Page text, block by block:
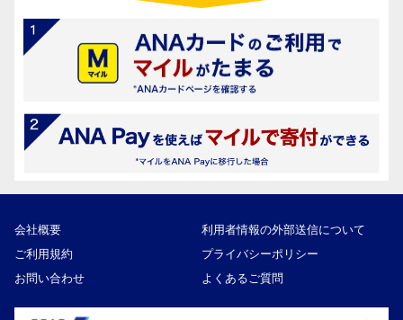
会社概要
利用者情報の外部送信について
ご利用規約
プライバシーポリシー
お問い合わせ
よくあるご質問